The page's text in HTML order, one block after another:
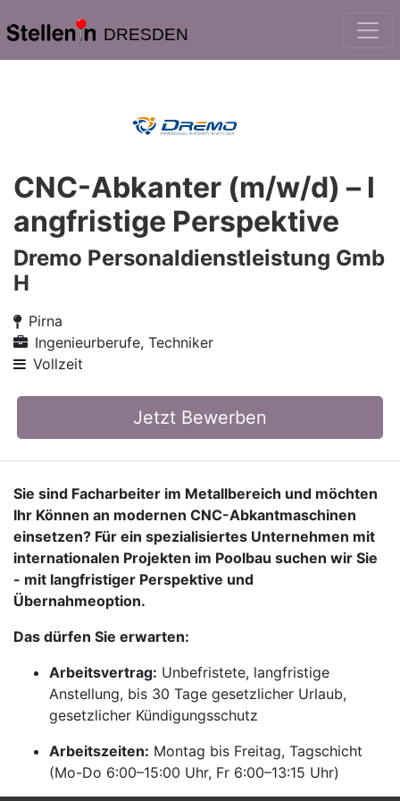
DRESDEN
CNC-Abkanter (m/w/d) – l
angfristige Perspektive
Dremo Personaldienstleistung Gmb
H
Pirna
Ingenieurberufe, Techniker
Vollzeit
Jetzt Bewerben
Sie sind Facharbeiter im Metallbereich und möchten
Ihr Können an modernen CNC-Abkantmaschinen
einsetzen? Für ein spezialisiertes Unternehmen mit
internationalen Projekten im Poolbau suchen wir Sie
- mit langfristiger Perspektive und
Übernahmeoption.
Das dürfen Sie erwarten:
Arbeitsvertrag: Unbefristete, langfristige
Anstellung, bis 30 Tage gesetzlicher Urlaub,
gesetzlicher Kündigungsschutz
Arbeitszeiten: Montag bis Freitag, Tagschicht
(Mo-Do 6:00–15:00 Uhr, Fr 6:00–13:15 Uhr)